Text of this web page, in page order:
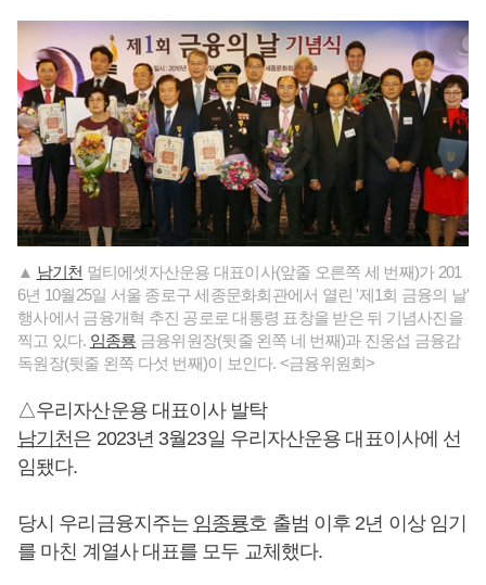
▲ 남기천 멀티에셋자산운용 대표이사(앞줄 오른쪽 세 번째)가 201
6년 10월25일 서울 종로구 세종문화회관에서 열린 '제1회 금융의 날'
행사에서 금융개혁 추진 공로로 대통령 표창을 받은 뒤 기념사진을
찍고 있다. 임종룡 금융위원장(뒷줄 왼쪽 네 번째)과 진웅섭 금융감
독원장(뒷줄 왼쪽 다섯 번째)이 보인다. <금융위원회>
△우리자산운용 대표이사 발탁
남기천은 2023년 3월23일 우리자산운용 대표이사에 선
임됐다.
당시 우리금융지주는 임종룡호 출범 이후 2년 이상 임기
를 마친 계열사 대표를 모두 교체했다.